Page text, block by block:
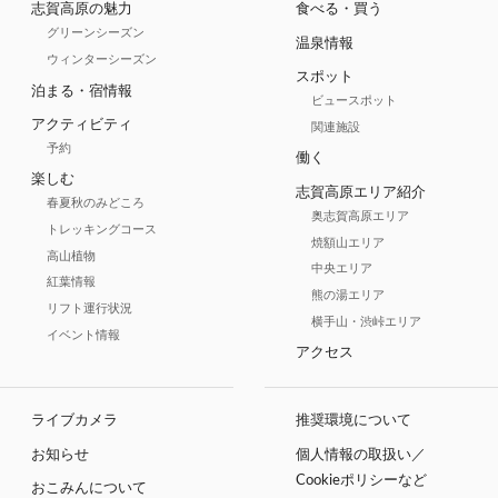
志賀高原の魅力
グリーンシーズン
ウィンターシーズン
泊まる・宿情報
アクティビティ
予約
楽しむ
春夏秋のみどころ
トレッキングコース
高山植物
紅葉情報
リフト運行状況
イベント情報
食べる・買う
温泉情報
スポット
ビュースポット
関連施設
働く
志賀高原エリア紹介
奥志賀高原エリア
焼額山エリア
中央エリア
熊の湯エリア
横手山・渋峠エリア
アクセス
ライブカメラ
お知らせ
おこみんについて
推奨環境について
個人情報の取扱い／
Cookieポリシーなど